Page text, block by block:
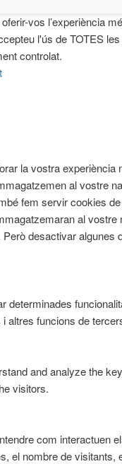
vos l’experiència
l'ús de TOTES
controlat.
la vostra
al vostre
fem servir cookies
al
desactivar
determinades
altres funcions de
and analyze the
visitors.
com interactuen
el nombre de visitants,